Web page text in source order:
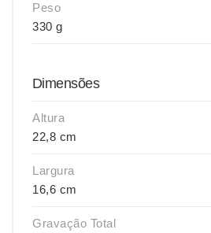
Peso
330 g
Dimensões
Altura
22,8 cm
Largura
16,6 cm
Gravação Total